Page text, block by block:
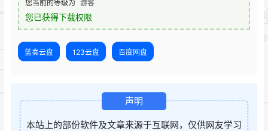
您当前的等级为 游客
您已获得下载权限
蓝奏云盘 123云盘 百度网盘
声明
本站上的部份软件及文章来源于互联网，仅供网友学习